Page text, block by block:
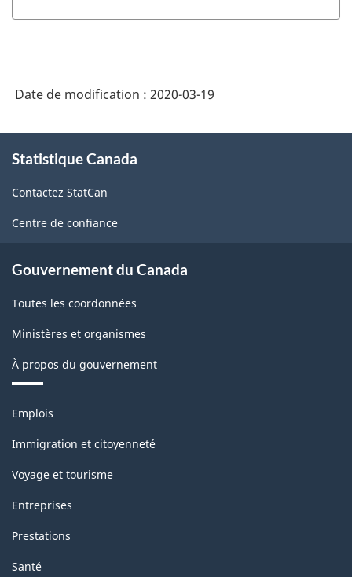
Date de modification : 2020-03-19
propos
ce
site
Statistique Canada
Contactez StatCan
Centre de confiance
Gouvernement du Canada
Toutes les coordonnées
Ministères et organismes
À propos du gouvernement
Thèmes
sujets
Emplois
Immigration et citoyenneté
Voyage et tourisme
Entreprises
Prestations
Santé